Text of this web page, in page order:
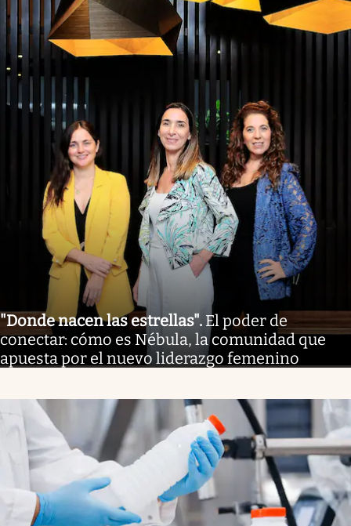
"Donde nacen las estrellas". El poder de
conectar: cómo es Nébula, la comunidad que
apuesta por el nuevo liderazgo femenino